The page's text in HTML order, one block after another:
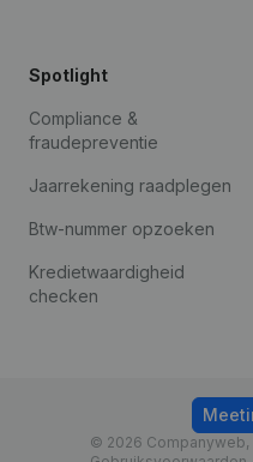
Spotlight
Compliance &
fraudepreventie
Jaarrekening raadplegen
Btw-nummer opzoeken
Kredietwaardigheid
checken
© 2026